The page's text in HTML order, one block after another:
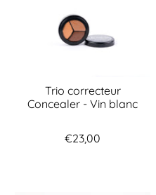
Trio correcteur
Concealer - Vin blanc
€23,00